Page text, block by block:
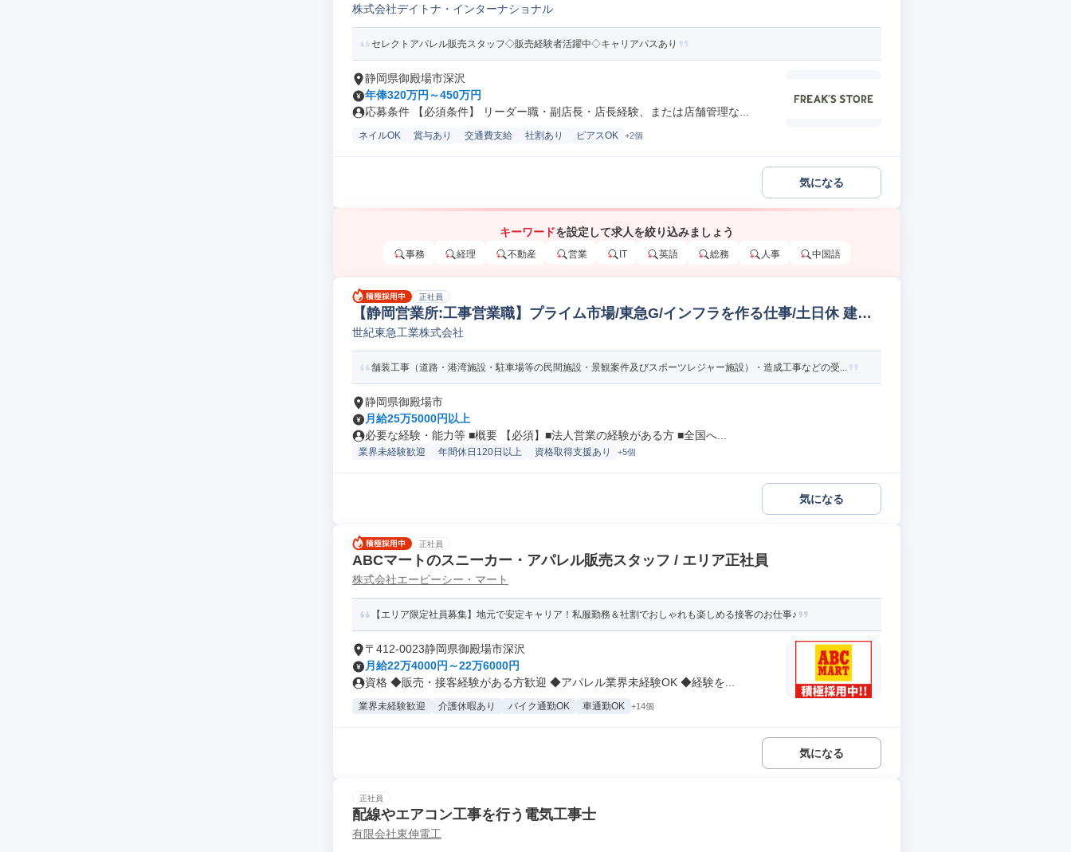
株式会社デイトナ・インターナショナル
セレクトアパレル販売スタッフ◇販売経験者活躍中◇キャリアパスあり
静岡県御殿場市深沢
年俸320万円～450万円
応募条件 【必須条件】 リーダー職・副店長・店長経験、または店舗管理な...
ネイルOK 賞与あり 交通費支給 社割あり ピアスOK +2個
気になる
キーワードを設定して求人を絞り込みましょう
事務 経理 不動産 営業 IT 英語 総務 人事 中国語
正社員
【静岡営業所:工事営業職】プライム市場/東急G/インフラを作る仕事/土日休 建築
法人営業
世紀東急工業株式会社
舗装工事（道路・港湾施設・駐車場等の民間施設・景観案件及びスポーツレジャー施設）・造成工事などの受...
静岡県御殿場市
月給25万5000円以上
必要な経験・能力等 ■概要 【必須】■法人営業の経験がある方 ■全国へ...
業界未経験歓迎 年間休日120日以上 資格取得支援あり +5個
気になる
正社員
ABCマートのスニーカー・アパレル販売スタッフ / エリア正社員
株式会社エービーシー・マート
【エリア限定社員募集】地元で安定キャリア！私服勤務＆社割でおしゃれも楽しめる接客のお仕事♪
〒412-0023静岡県御殿場市深沢
月給22万4000円～22万6000円
資格 ◆販売・接客経験がある方歓迎 ◆アパレル業界未経験OK ◆経験を...
業界未経験歓迎 介護休暇あり バイク通勤OK 車通勤OK +14個
気になる
正社員
配線やエアコン工事を行う電気工事士
有限会社東伸電工